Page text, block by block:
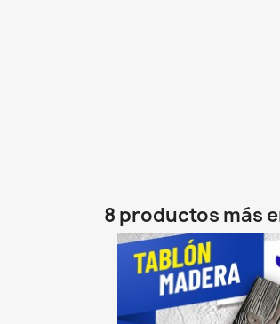
8 productos más